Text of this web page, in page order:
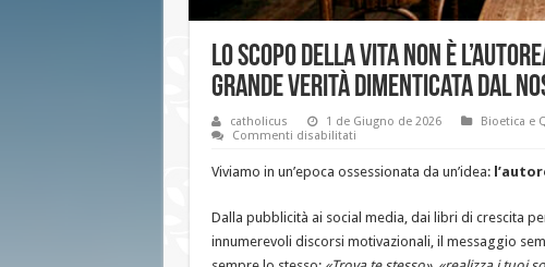
Lo scopo della vita non è
grande verità dimenticata dal
catholicus 1 de Giugno de 2026 Bioetica e
Commenti disabilitatisu
scopo
della
è
l’autorealizzazione,
ma
l’unione
Viviamo in un’epoca ossessionata da un’idea:
Dalla pubblicità ai social media, dai libri di crescita
innumerevoli discorsi motivazionali, il messaggio